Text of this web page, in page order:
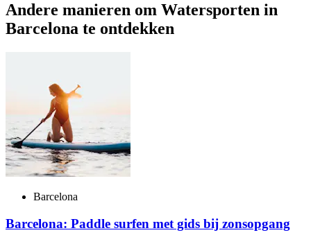
Andere manieren om Watersporten in
Barcelona te ontdekken
Barcelona
Barcelona: Paddle surfen met gids bij zonsopgang